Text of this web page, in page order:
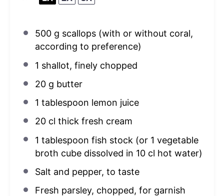
500 g scallops (with or without coral,
according to preference)
1 shallot, finely chopped
20 g butter
1 tablespoon lemon juice
20cl thick fresh cream
1 tablespoon fish stock (or 1 vegetable
broth cube dissolved in 10cl hot water)
Salt and pepper, to taste
Fresh parsley, chopped, for garnish